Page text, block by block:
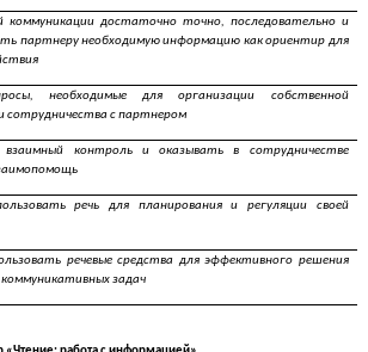
коммуникации достаточно точно, последовательно и
партнеру необходимую информацию как ориентир для
необходимые для организации собственной
сотрудничества с партнером
взаимный контроль и оказывать в сотрудничестве
речь для планирования и регуляции своей
речевые средства для эффективного решения
задач